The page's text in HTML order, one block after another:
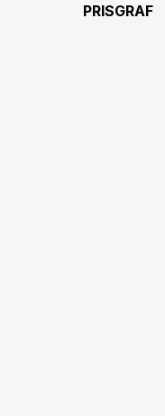
PRISGRAF